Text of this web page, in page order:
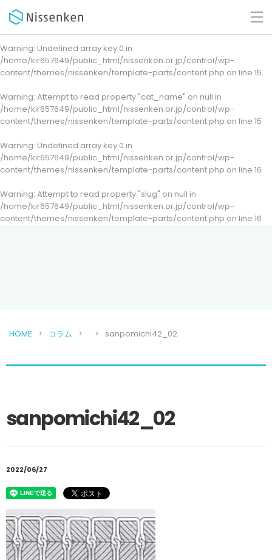
Warning: Undefined array key 0 in
/home/kir657649/public_html/nissenken.or.jp/control/wp-
content/themes/nissenken/template-parts/content.php on line 15
Warning: Attempt to read property "cat_name" on null in
/home/kir657649/public_html/nissenken.or.jp/control/wp-
content/themes/nissenken/template-parts/content.php on line 15
Warning: Undefined array key 0 in
/home/kir657649/public_html/nissenken.or.jp/control/wp-
content/themes/nissenken/template-parts/content.php on line 16
Warning: Attempt to read property "slug" on null in
/home/kir657649/public_html/nissenken.or.jp/control/wp-
content/themes/nissenken/template-parts/content.php on line 16
HOME コラム sanpomichi42_02
sanpomichi42_02
2022/06/27